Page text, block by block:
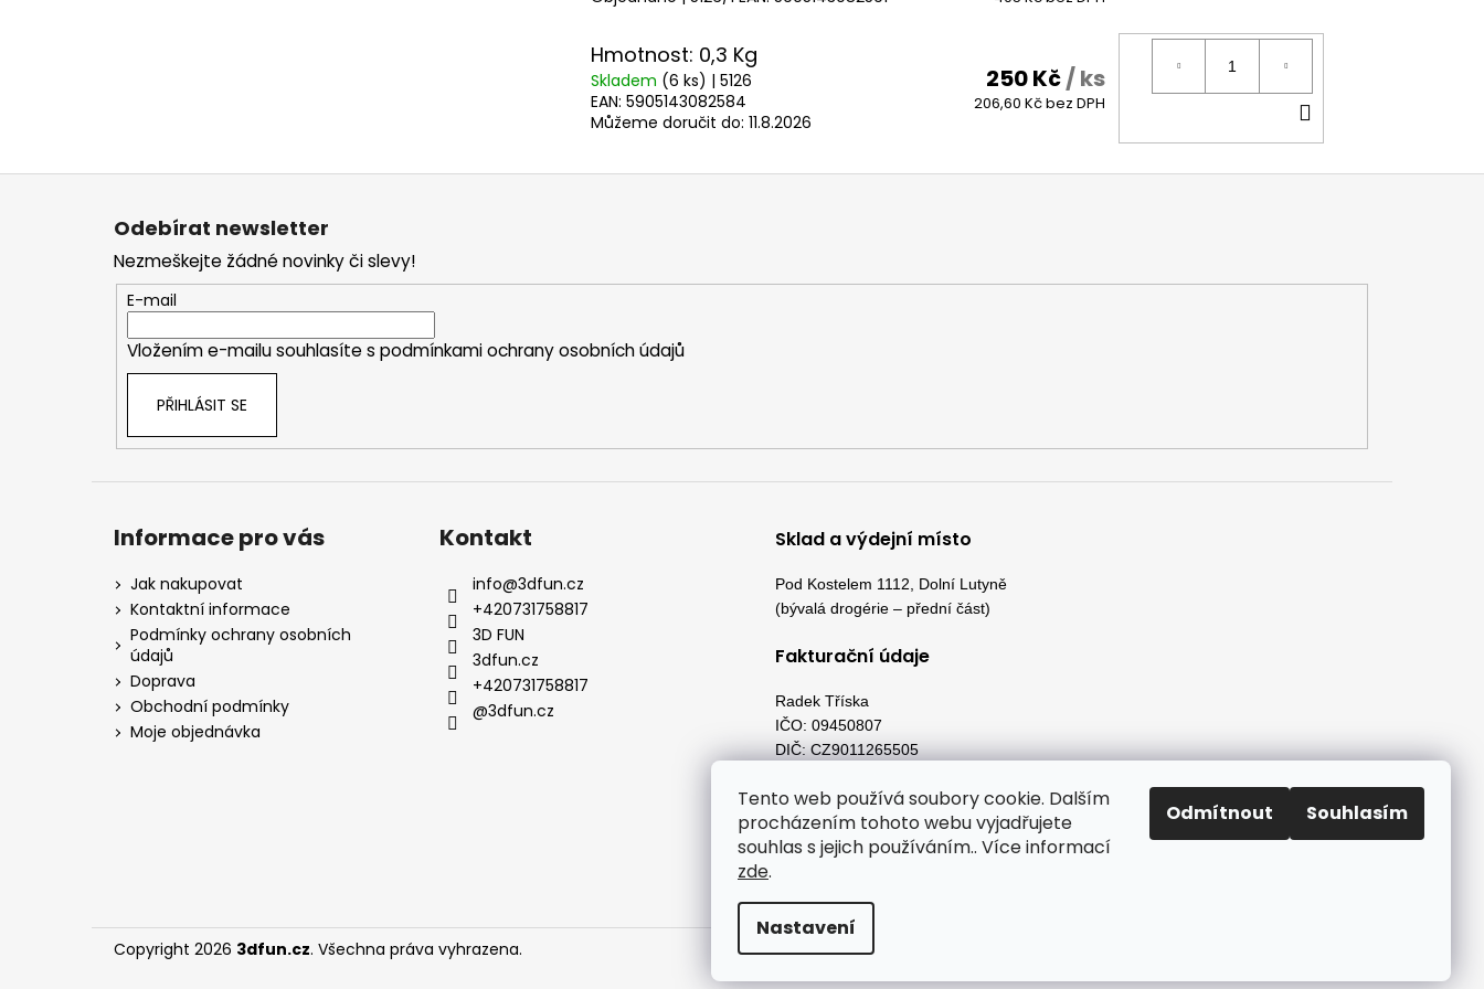
Tento web používá soubory cookie. Dalším
procházením tohoto webu vyjadřujete
souhlas s jejich používáním.. Více informací
zde.
Nastavení
Odmítnout Souhlasím
Hmotnost: 0,3 Kg
Skladem (6 ks) | 5126
EAN: 5905143082584
Můžeme doručit do: 11.8.2026
250 Kč/ ks
206,60 Kč bez DPH
KOŠÍKU
Z
Odebírat newsletter
Nezmeškejte žádné novinky či slevy!
E-mail
Vložením e-mailu souhlasíte s podmínkami ochrany osobních údajů
PŘIHLÁSIT SE
Informace pro vás
Jak nakupovat
Kontaktní informace
Podmínky ochrany osobních
údajů
Doprava
Obchodní podmínky
Moje objednávka
Kontakt
info@3dfun.cz
+420731758817
3D FUN
3dfun.cz
+420731758817
@3dfun.cz
Sklad a výdejní místo
Pod Kostelem 1112, Dolní Lutyně
(bývalá drogérie – přední část)
Fakturační údaje
Radek Tříska
IČO: 09450807
DIČ: CZ9011265505
73553
Copyright 2026 3dfun.cz. Všechna práva vyhrazena.